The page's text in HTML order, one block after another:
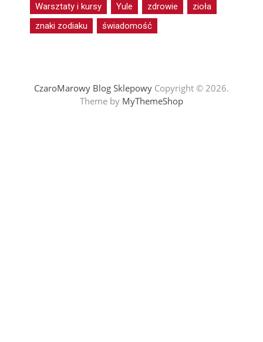
Warsztaty i kursy
Yule zdrowie
zioła
znaki zodiaku
świadomość
CzaroMarowy Blog SklepowyCopyright © 2026.
Theme by MyThemeShop